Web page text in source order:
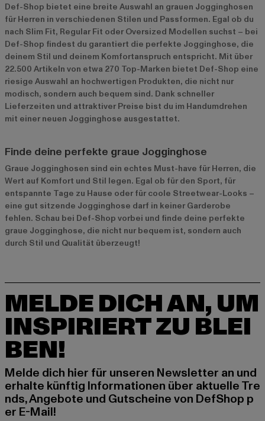
Def-Shop bietet eine breite Auswahl an grauen Jogginghosen
für Herren in verschiedenen Stilen und Passformen. Egal ob du
nach Slim Fit, Regular Fit oder Oversized Modellen suchst – bei
Def-Shop findest du garantiert die perfekte Jogginghose, die
deinem Stil und deinem Komfortanspruch entspricht. Mit über
22.500 Artikeln von etwa 270 Top-Marken bietet Def-Shop eine
riesige Auswahl an hochwertigen Produkten, die nicht nur
modisch, sondern auch bequem sind. Dank schneller
Lieferzeiten und attraktiver Preise bist du im Handumdrehen
mit einer neuen Jogginghose ausgestattet.
Finde deine perfekte graue Jogginghose
Graue Jogginghosen sind ein echtes Must-have für Herren, die
Wert auf Komfort und Stil legen. Egal ob für den Sport, für
entspannte Tage zu Hause oder für coole Streetwear-Looks –
eine gut sitzende Jogginghose darf in keiner Garderobe
fehlen. Schau bei Def-Shop vorbei und finde deine perfekte
graue Jogginghose, die nicht nur bequem ist, sondern auch
durch Stil und Qualität überzeugt!
MELDE DICH AN, UM
INSPIRIERT ZU BLEI
BEN!
Melde dich hier für unseren Newsletter an und
erhalte künftig Informationen über aktuelle Tre
nds, Angebote und Gutscheine von DefShop p
er E-Mail!